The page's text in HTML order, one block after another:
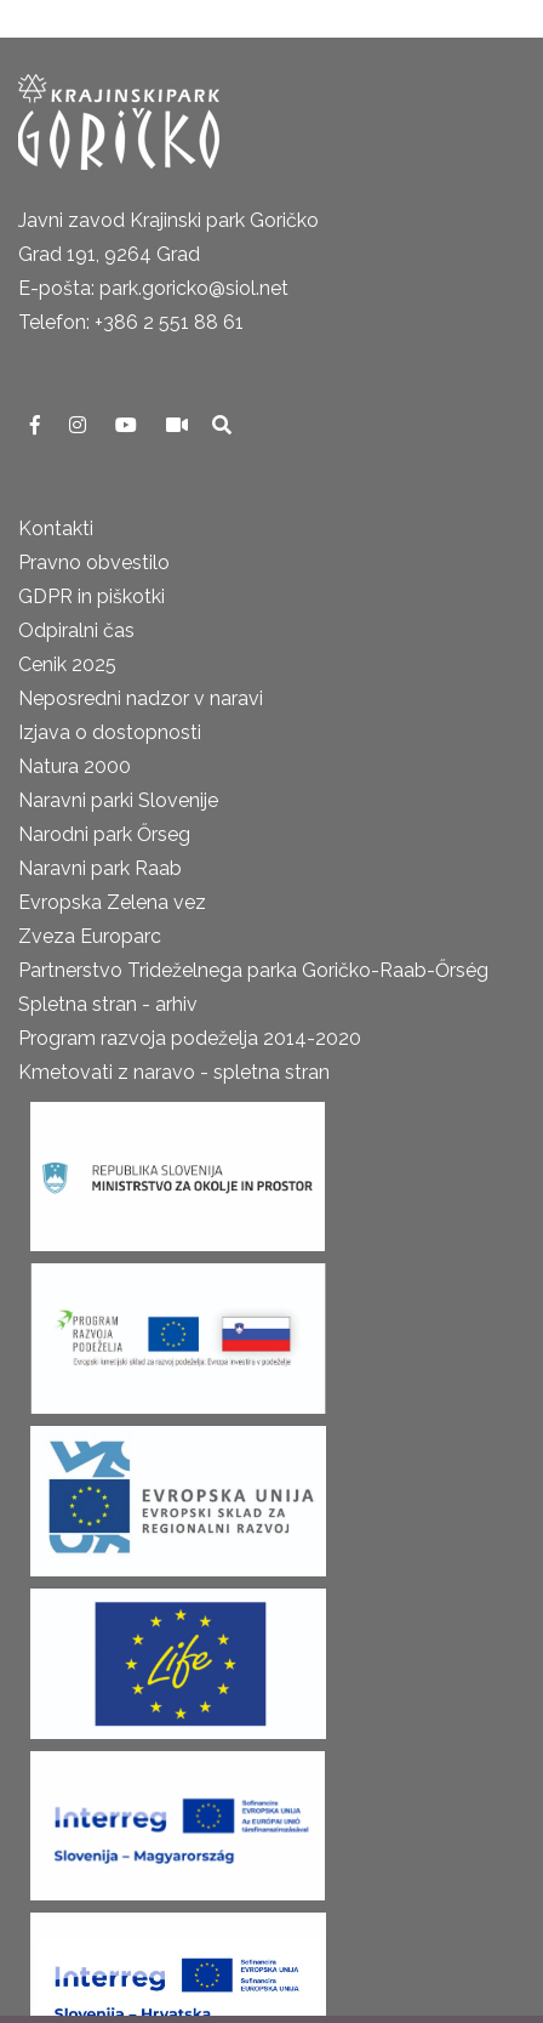
Javni zavod Krajinski park Goričko
Grad 191, 9264 Grad
E-pošta: park.goricko@siol.net
Telefon: +386 2 551 88 61
Kontakti
Pravno obvestilo
GDPR in piškotki
Odpiralni čas
Cenik 2025
Neposredni nadzor v naravi
Izjava o dostopnosti
Natura 2000
Naravni parki Slovenije
Narodni park Őrseg
Naravni park Raab
Evropska Zelena vez
Zveza Europarc
Partnerstvo Trideželnega parka Goričko-Raab-Őrség
Spletna stran - arhiv
Program razvoja podeželja 2014-2020
Kmetovati z naravo - spletna stran